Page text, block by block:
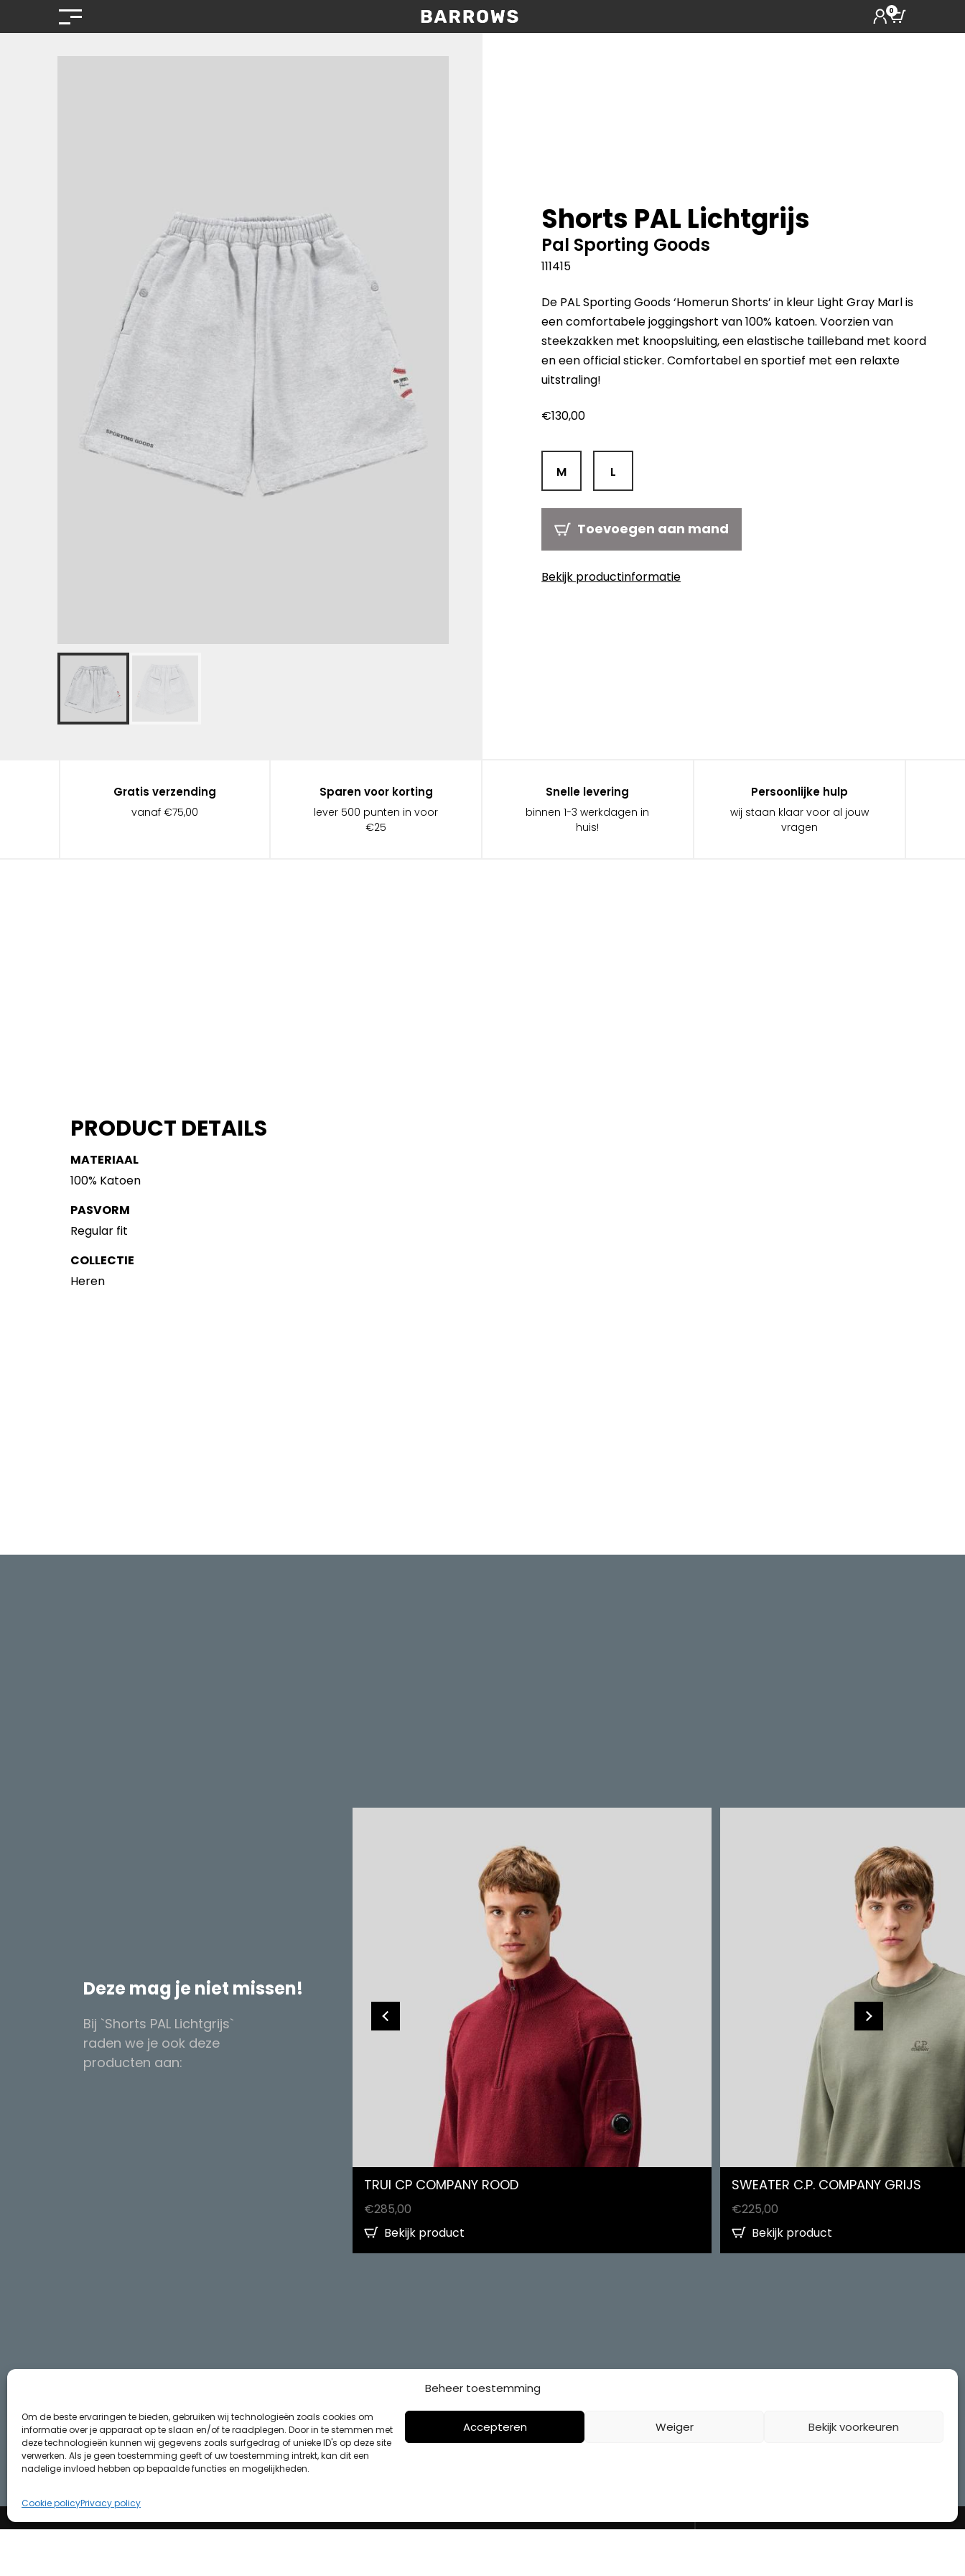
Beheer toestemming
Om de beste ervaringen te bieden, gebruiken wij technologieën zoals cookies om
informatie over je apparaat op te slaan en/of te raadplegen. Door in te stemmen met
deze technologieën kunnen wij gegevens zoals surfgedrag of unieke ID's op deze site
verwerken. Als je geen toestemming geeft of uw toestemming intrekt, kan dit een
nadelige invloed hebben op bepaalde functies en mogelijkheden.
Accepteren Weiger Bekijk voorkeuren
Cookie policyPrivacy policy
0
Shorts PAL Lichtgrijs
Pal Sporting Goods
111415
De PAL Sporting Goods ‘Homerun Shorts’ in kleur Light Gray Marl is
een comfortabele joggingshort van 100% katoen. Voorzien van
steekzakken met knoopsluiting, een elastische tailleband met koord
en een official sticker. Comfortabel en sportief met een relaxte
uitstraling!
€130,00
M L
Toevoegen aan mand
Bekijk productinformatie
Gratis verzending
vanaf €75,00
Sparen voor korting
lever 500 punten in voor
€25
Snelle levering
binnen 1-3 werkdagen in
huis!
Persoonlijke hulp
wij staan klaar voor al jouw
vragen
PRODUCT DETAILS
MATERIAAL
100% Katoen
PASVORM
Regular fit
COLLECTIE
Heren
Deze mag je niet missen!
Bij `Shorts PAL Lichtgrijs`
raden we je ook deze
producten aan:
TRUI CP COMPANY ROOD
€285,00
Bekijk product
SWEATER C.P. COMPANY GRIJS
€225,00
Bekijk product